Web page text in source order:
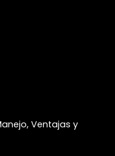
Ventajas y